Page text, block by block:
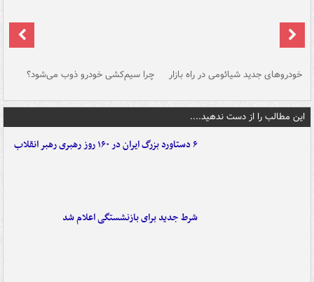
خودروهای جدید شیائومی در راه بازار چرا سیم‌کشی خودرو ذوب می‌شود؟
این مطالب را از دست ندهید....
۶ دستاورد بزرگ ایران در ۱۶۰ روز رهبری رهبر انقلاب
شرط جدید برای بازنشستگی اعلام شد